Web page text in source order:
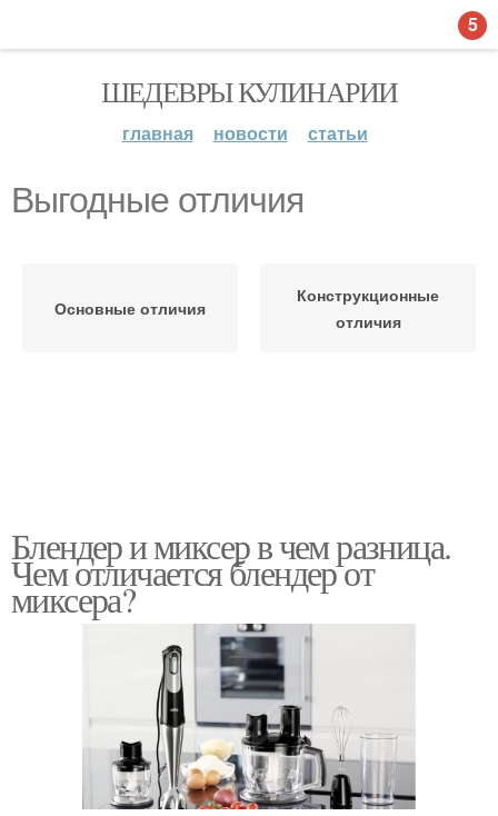
ШЕДЕВРЫ КУЛИНАРИИ
главная новости статьи
Выгодные отличия
Основные отличия
Конструкционные
отличия
Блендер и миксер в чем разница.
Чем отличается блендер от
миксера?
5